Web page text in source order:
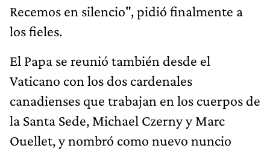
Recemos en silencio", pidió finalmente a
los fieles.
El Papa se reunió también desde el
Vaticano con los dos cardenales
canadienses que trabajan en los cuerpos de
la Santa Sede, Michael Czerny y Marc
Ouellet, y nombró como nuevo nuncio